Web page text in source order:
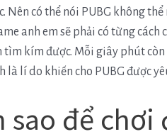
Nên có thể nói PUBG không
anh em sẽ phải có từng
tìm kím được. Mỗi giây phút
là lí do khiến cho PUBG được
sao để chơi